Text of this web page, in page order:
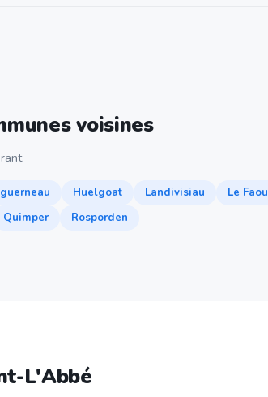
voisines
Huelgoat Landivisiau Le Faou
Quimper Rosporden
L'Abbé